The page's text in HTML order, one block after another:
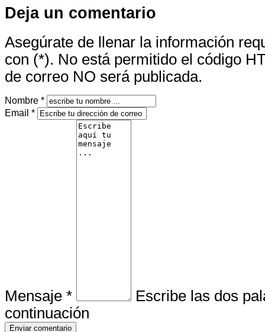
Deja un comentario
Asegúrate de llenar la información
con (*). No está permitido el código
de correo NO será publicada.
Nombre *
Email *
Mensaje *
Escribe las dos
continuación